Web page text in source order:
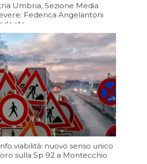
Umbria, Sezione Media
Federica Angelantoni
viabilità: nuovo senso unico
sulla Sp 92 a Montecchio